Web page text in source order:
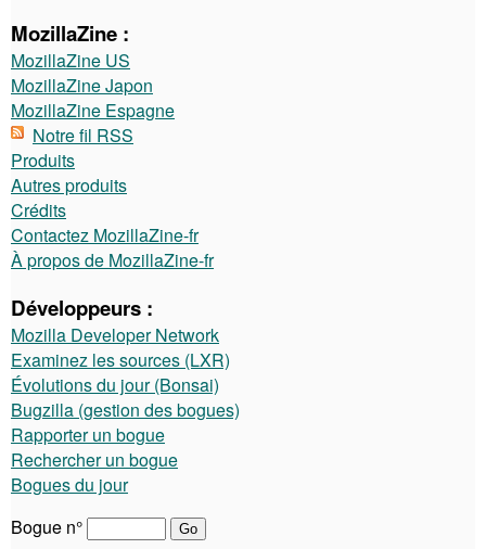
MozillaZine :
MozillaZine US
MozillaZine Japon
MozillaZine Espagne
Notre fil RSS
Produits
Autres produits
Crédits
Contactez MozillaZine-fr
À propos de MozillaZine-fr
Développeurs :
Mozilla Developer Network
Examinez les sources (LXR)
Évolutions du jour (Bonsai)
Bugzilla (gestion des bogues)
Rapporter un bogue
Rechercher un bogue
Bogues du jour
Bogue n°